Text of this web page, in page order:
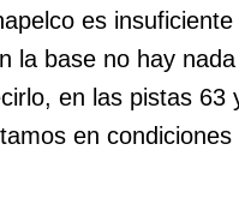
es
la base no hay
en las pistas 63
en